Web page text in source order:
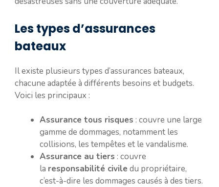
Les types d’assurances
bateaux
Il existe plusieurs types d’assurances bateaux,
chacune adaptée à différents besoins et budgets.
Voici les principaux :
Assurance tous risques : couvre une large
gamme de dommages, notamment les
collisions, les tempêtes et le vandalisme.
Assurance au tiers : couvre
la responsabilité civile du propriétaire,
c’est-à-dire les dommages causés à des tiers.